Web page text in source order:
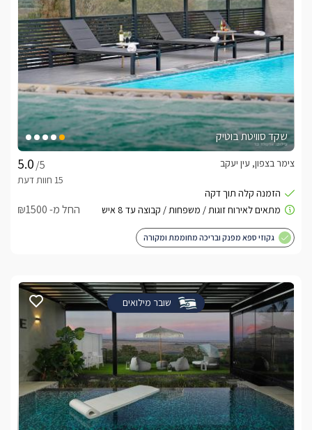
שקד סוויטת בוטיק
/5
צימר בצפון, עין יעקב
החל מ- ₪1500
גקוזי ספא מפנק ובריכה מחוממת ומקורה
שובר מילואים